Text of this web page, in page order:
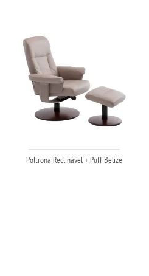
Poltrona Reclinável + Puff Belize